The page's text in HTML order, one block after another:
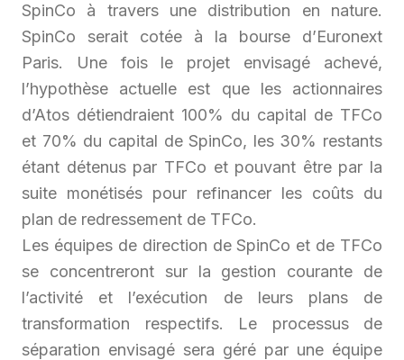
SpinCo à travers une distribution en nature.
SpinCo serait cotée à la bourse d’Euronext
Paris. Une fois le projet envisagé achevé,
l’hypothèse actuelle est que les actionnaires
d’Atos détiendraient 100% du capital de TFCo
et 70% du capital de SpinCo, les 30% restants
étant détenus par TFCo et pouvant être par la
suite monétisés pour refinancer les coûts du
plan de redressement de TFCo.
Les équipes de direction de SpinCo et de TFCo
se concentreront sur la gestion courante de
l’activité et l’exécution de leurs plans de
transformation respectifs. Le processus de
séparation envisagé sera géré par une équipe